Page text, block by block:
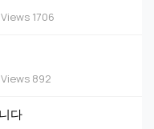
Views 1706
Views 892
다